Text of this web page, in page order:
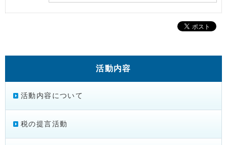
活動内容
活動内容について
税の提言活動